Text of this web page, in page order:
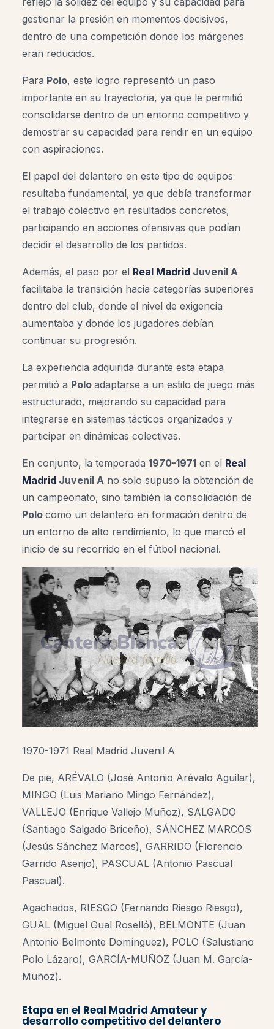
gestionar la presión en momentos decisivos,
dentro de una competición donde los márgenes
eran reducidos.
Para Polo, este logro representó un paso
importante en su trayectoria, ya que le permitió
consolidarse dentro de un entorno competitivo y
demostrar su capacidad para rendir en un equipo
con aspiraciones.
El papel del delantero en este tipo de equipos
resultaba fundamental, ya que debía transformar
el trabajo colectivo en resultados concretos,
participando en acciones ofensivas que podían
decidir el desarrollo de los partidos.
Además, el paso por el Real Madrid Juvenil A
facilitaba la transición hacia categorías superiores
dentro del club, donde el nivel de exigencia
aumentaba y donde los jugadores debían
continuar su progresión.
La experiencia adquirida durante esta etapa
permitió a Polo adaptarse a un estilo de juego más
estructurado, mejorando su capacidad para
integrarse en sistemas tácticos organizados y
participar en dinámicas colectivas.
En conjunto, la temporada 1970-1971 en el Real
Madrid Juvenil A no solo supuso la obtención de
un campeonato, sino también la consolidación de
Polo como un delantero en formación dentro de
un entorno de alto rendimiento, lo que marcó el
inicio de su recorrido en el fútbol nacional.
1970-1971 Real Madrid Juvenil A
De pie, ARÉVALO (José Antonio Arévalo Aguilar),
MINGO (Luis Mariano Mingo Fernández),
VALLEJO (Enrique Vallejo Muñoz), SALGADO
(Santiago Salgado Briceño), SÁNCHEZ MARCOS
(Jesús Sánchez Marcos), GARRIDO (Florencio
Garrido Asenjo), PASCUAL (Antonio Pascual
Pascual).
Agachados, RIESGO (Fernando Riesgo Riesgo),
GUAL (Miguel Gual Roselló), BELMONTE (Juan
Antonio Belmonte Domínguez), POLO (Salustiano
Polo Lázaro), GARCÍA-MUÑOZ (Juan M. García-
Muñoz).
Etapa en el Real Madrid Amateur y
desarrollo competitivo del delantero